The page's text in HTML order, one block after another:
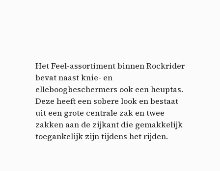
Het Feel-assortiment binnen Rockrider
bevat naast knie- en
elleboogbeschermers ook een heuptas.
Deze heeft een sobere look en bestaat
uit een grote centrale zak en twee
zakken aan de zijkant die gemakkelijk
toegankelijk zijn tijdens het rijden.